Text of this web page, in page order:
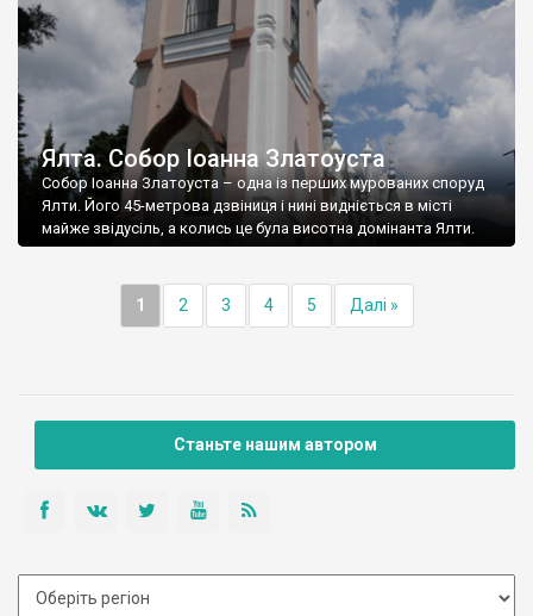
Ялта. Собор Іоанна Златоуста
Собор Іоанна Златоуста – одна із перших мурованих споруд
Ялти. Його 45-метрова дзвіниця і нині видніється в місті
майже звідусіль, а колись це була висотна домінанта Ялти.
1 2 3 4 5 Далі »
Станьте нашим автором